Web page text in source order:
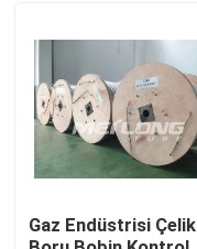
Hakkımızda
Fabrika turu
Kalite kontrol
Gaz Endüstrisi Çelik